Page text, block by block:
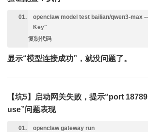
openclaw model test bailian/qwen3-max
Key"
复制代码
显示“模型连接成功”，就没问题了。
【坑5】启动网关失败，提示“port
use”问题表现
openclaw gateway run